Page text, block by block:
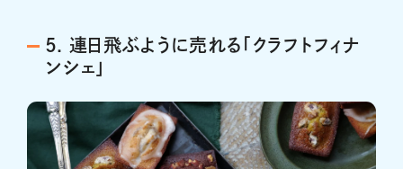
5. 連日飛ぶように売れる「クラフトフィナ
ンシェ」